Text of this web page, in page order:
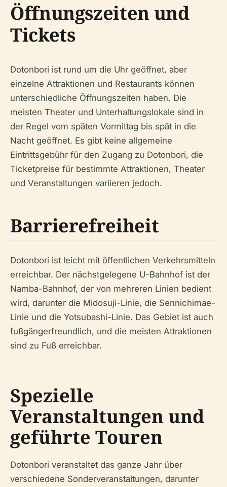
Öffnungszeiten und
Tickets
Dotonbori ist rund um die Uhr geöffnet, aber
einzelne Attraktionen und Restaurants können
unterschiedliche Öffnungszeiten haben. Die
meisten Theater und Unterhaltungslokale sind in
der Regel vom späten Vormittag bis spät in die
Nacht geöffnet. Es gibt keine allgemeine
Eintrittsgebühr für den Zugang zu Dotonbori, die
Ticketpreise für bestimmte Attraktionen, Theater
und Veranstaltungen variieren jedoch.
Barrierefreiheit
Dotonbori ist leicht mit öffentlichen Verkehrsmitteln
erreichbar. Der nächstgelegene U-Bahnhof ist der
Namba-Bahnhof, der von mehreren Linien bedient
wird, darunter die Midosuji-Linie, die Sennichimae-
Linie und die Yotsubashi-Linie. Das Gebiet ist auch
fußgängerfreundlich, und die meisten Attraktionen
sind zu Fuß erreichbar.
Spezielle
Veranstaltungen und
geführte Touren
Dotonbori veranstaltet das ganze Jahr über
verschiedene Sonderveranstaltungen, darunter